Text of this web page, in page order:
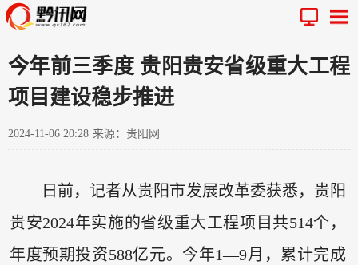
今年前三季度 贵阳贵安省级重大工程
项目建设稳步推进
2024-11-06 20:28 来源：贵阳网
日前，记者从贵阳市发展改革委获悉，贵阳
贵安2024年实施的省级重大工程项目共514个，
年度预期投资588亿元。今年1—9月，累计完成